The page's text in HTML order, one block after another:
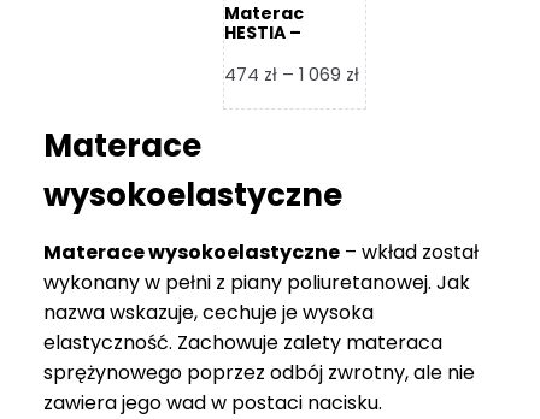
Materac
HESTIA –
474 zł – 1 069 złZakres
cen:
069 zł
Materace
wysokoelastyczne
Materace wysokoelastyczne – wkład został
wykonany w pełni z piany poliuretanowej. Jak
nazwa wskazuje, cechuje je wysoka
elastyczność. Zachowuje zalety materaca
sprężynowego poprzez odbój zwrotny, ale nie
zawiera jego wad w postaci nacisku.